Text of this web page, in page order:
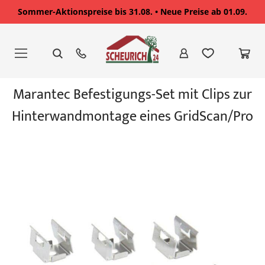
Sommer-Aktionspreise bis 31.08. • Neue Preise ab 01.09.
springen
Ende
Bildgalerie
Marantec Befestigungs-Set mit Clips zur
Hinterwandmontage eines GridScan/Pro